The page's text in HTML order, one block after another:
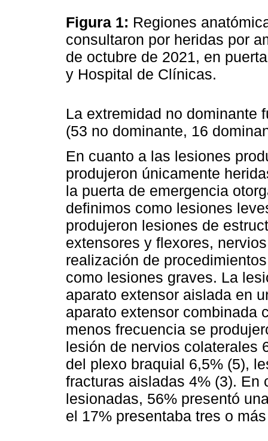
Figura 1: Regiones
consultaron por heridas por
de octubre de 2021, en
y Hospital de Clínicas.
La extremidad no dominante
(53 no dominante, 16
En cuanto a las lesiones
produjeron únicamente
la puerta de emergencia
definimos como lesiones
produjeron lesiones de
extensores y flexores,
realización de
como lesiones graves. La
aparato extensor aislada en
aparato extensor combinada
menos frecuencia se
lesión de nervios colaterales
del plexo braquial 6,5% (5),
fracturas aisladas 4% (3). En
lesionadas, 56% presentó
el 17% presentaba tres o